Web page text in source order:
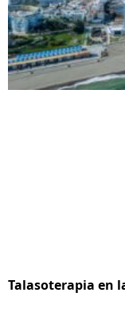
Talasoterapia en